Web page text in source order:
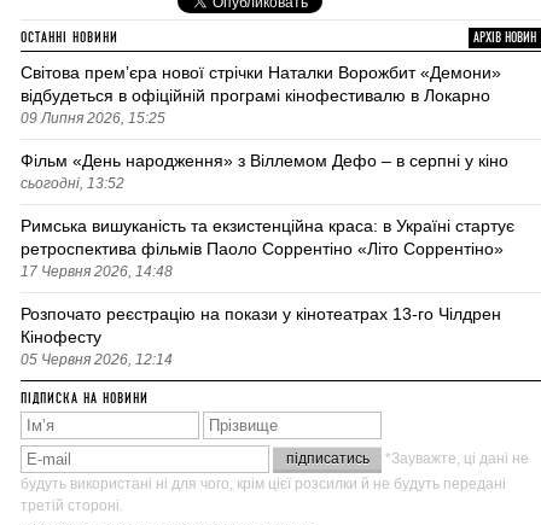
ОСТАННІ НОВИНИ АРХІВ НОВИН
Світова премʼєра нової стрічки Наталки Ворожбит «Демони»
відбудеться в офіційній програмі кінофестивалю в Локарно
09 Липня 2026, 15:25
Фільм «День народження» з Віллемом Дефо – в серпні у кіно
сьогодні, 13:52
Римська вишуканість та екзистенційна краса: в Україні стартує
ретроспектива фільмів Паоло Соррентіно «Літо Соррентіно»
17 Червня 2026, 14:48
Розпочато реєстрацію на покази у кінотеатрах 13-го Чілдрен
Кінофесту
05 Червня 2026, 12:14
ПІДПИСКА НА НОВИНИ
*Зауважте, ці дані не
будуть використані ні для чого, крім цієї розсилки й не будуть передані
третій стороні.